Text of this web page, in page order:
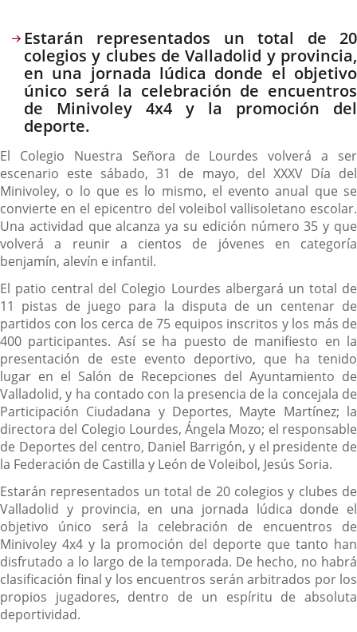
Descripción
Estarán representados un total de 20
colegios y clubes de Valladolid y provincia,
en una jornada lúdica donde el objetivo
único será la celebración de encuentros
de Minivoley 4x4 y la promoción del
deporte.
El Colegio Nuestra Señora de Lourdes volverá a ser
escenario este sábado, 31 de mayo, del XXXV Día del
Minivoley, o lo que es lo mismo, el evento anual que se
convierte en el epicentro del voleibol vallisoletano escolar.
Una actividad que alcanza ya su edición número 35 y que
volverá a reunir a cientos de jóvenes en categoría
benjamín, alevín e infantil.
El patio central del Colegio Lourdes albergará un total de
11 pistas de juego para la disputa de un centenar de
partidos con los cerca de 75 equipos inscritos y los más de
400 participantes. Así se ha puesto de manifiesto en la
presentación de este evento deportivo, que ha tenido
lugar en el Salón de Recepciones del Ayuntamiento de
Valladolid, y ha contado con la presencia de la concejala de
Participación Ciudadana y Deportes, Mayte Martínez; la
directora del Colegio Lourdes, Ángela Mozo; el responsable
de Deportes del centro, Daniel Barrigón, y el presidente de
la Federación de Castilla y León de Voleibol, Jesús Soria.
Estarán representados un total de 20 colegios y clubes de
Valladolid y provincia, en una jornada lúdica donde el
objetivo único será la celebración de encuentros de
Minivoley 4x4 y la promoción del deporte que tanto han
disfrutado a lo largo de la temporada. De hecho, no habrá
clasificación final y los encuentros serán arbitrados por los
propios jugadores, dentro de un espíritu de absoluta
deportividad.